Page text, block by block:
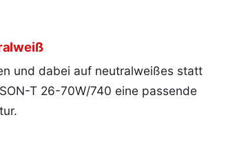
und dabei auf neutralweißes statt
T 26-70W/740 eine passende